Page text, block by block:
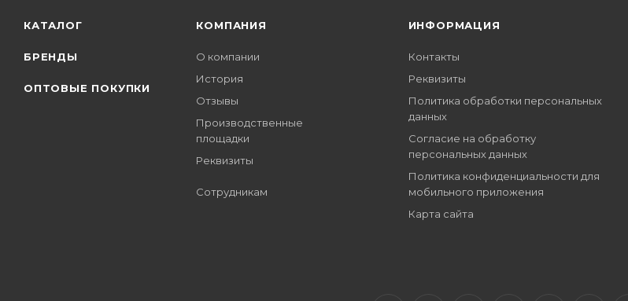
КАТАЛОГ
БРЕНДЫ
ОПТОВЫЕ ПОКУПКИ
КОМПАНИЯ
О компании
История
Отзывы
Производственные
площадки
Реквизиты
Сотрудникам
ИНФОРМАЦИЯ
Контакты
Реквизиты
Политика обработки персональных
данных
Согласие на обработку
персональных данных
Политика конфиденциальности для
мобильного приложения
Карта сайта